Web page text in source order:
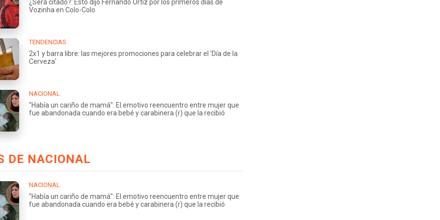
¿Será citado?: Esto dijo Fernando Ortiz por los primeros días de
Vozinha en Colo-Colo
TENDENCIAS
2x1 y barra libre: las mejores promociones para celebrar el 'Día de la
Cerveza'
NACIONAL
"Había un cariño de mamá": El emotivo reencuentro entre mujer que
fue abandonada cuando era bebé y carabinera (r) que la recibió
DE NACIONAL
NACIONAL
"Había un cariño de mamá": El emotivo reencuentro entre mujer que
fue abandonada cuando era bebé y carabinera (r) que la recibió